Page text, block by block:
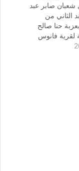
صابر عبد
الثاني من
حنا صالح
لقرية فانوس
ماكينة
دارس